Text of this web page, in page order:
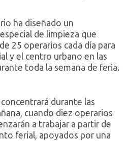
ha diseñado un
de limpieza que
25 operarios cada día para
y el centro urbano en las
toda la semana de feria.
durante las
cuando diez operarios
a trabajar a partir de
ferial, apoyados por una